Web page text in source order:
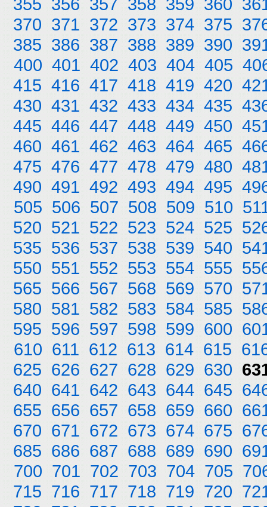
355 356 357 358 359 360
370 371 372 373 374 375
385 386 387 388 389 390
400 401 402 403 404 405
415 416 417 418 419 420
430 431 432 433 434 435
445 446 447 448 449 450
460 461 462 463 464 465
475 476 477 478 479 480
490 491 492 493 494 495
505 506 507 508 509 510
520 521 522 523 524 525
535 536 537 538 539 540
550 551 552 553 554 555
565 566 567 568 569 570
580 581 582 583 584 585
595 596 597 598 599 600
610 611 612 613 614 615
625 626 627 628 629 630
640 641 642 643 644 645
655 656 657 658 659 660
670 671 672 673 674 675
685 686 687 688 689 690
700 701 702 703 704 705
715 716 717 718 719 720